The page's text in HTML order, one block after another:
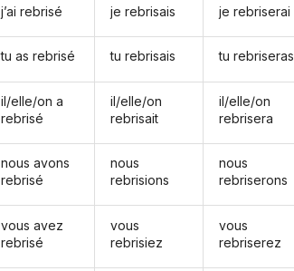
j’ai rebrisé
tu as rebrisé
il/elle/on a
rebrisé
nous avons
rebrisé
vous avez
rebrisé
je rebrisais
tu rebrisais
il/elle/on
rebrisait
nous
rebrisions
vous
rebrisiez
je rebriserai
tu rebriseras
il/elle/on
rebrisera
nous
rebriserons
vous
rebriserez